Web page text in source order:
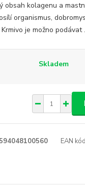
obsah kolagenu a
organismus,
je možno podávat
Skladem
EAN